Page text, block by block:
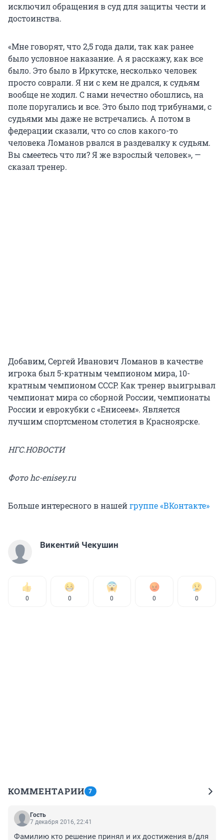
исключил обращения в суд для защиты чести и
достоинства.
«Мне говорят, что 2,5 года дали, так как ранее
было условное наказание. А я расскажу, как все
было. Это было в Иркутске, несколько человек
просто соврали. Я ни с кем не дрался, к судьям
вообще не ходил. С нами нечестно обошлись, на
поле поругались и все. Это было под трибунами, с
судьями мы даже не встречались. А потом в
федерации сказали, что со слов какого-то
человека Ломанов рвался в раздевалку к судьям.
Вы смеетесь что ли? Я же взрослый человек», —
сказал тренер.
Добавим, Сергей Иванович Ломанов в качестве
игрока был 5-кратным чемпионом мира, 10-
кратным чемпионом СССР. Как тренер выигрывал
чемпионат мира со сборной России, чемпионаты
России и еврокубки с «Енисеем». Является
лучшим спортсменом столетия в Красноярске.
НГС.НОВОСТИ
Фото hc-enisey.ru
Больше интересного в нашейгруппе «ВКонтакте»
Викентий Чекушин
0 0 0 0 0
КОММЕНТАРИИ 7
Гость
7 декабря 2016, 22:41
Фамилию кто решение принял и их достижения в/для